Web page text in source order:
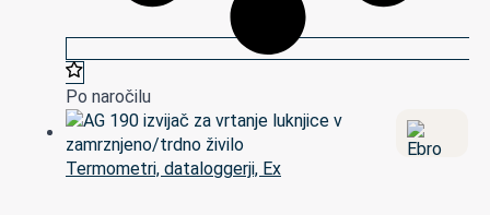
Po naročilu
Termometri, dataloggerji, Ex